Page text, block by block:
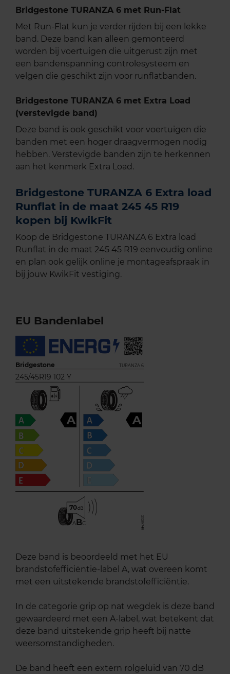
Bridgestone TURANZA 6 met Run-Flat
Met Run-Flat kun je verder rijden bij een lekke
band. Deze band kan alleen gemonteerd
worden bij voertuigen die uitgerust zijn met
een bandenspanning controlesysteem en
velgen die geschikt zijn voor runflatbanden.
Bridgestone TURANZA 6 met Extra Load
(verstevigde band)
Deze band is ook geschikt voor voertuigen die
banden met een hoger draagvermogen nodig
hebben. Verstevigde banden zijn te herkennen
aan het kenmerk Extra Load.
Bridgestone TURANZA 6 Extra load
Runflat in de maat 245 45 R19
kopen bij KwikFit
Koop de Bridgestone TURANZA 6 Extra load
Runflat in de maat 245 45 R19 eenvoudig online
en plan ook gelijk online je montageafspraak in
bij jouw KwikFit vestiging.
EU Bandenlabel
Bridgestone TURANZA 6
245/45R19 102 Y
A A
70
ABC
Deze band is beoordeeld met het EU
brandstofefficiëntie-label A, wat overeen komt
met een uitstekende brandstofefficiëntie.
In de categorie grip op nat wegdek is deze band
gewaardeerd met een A-label, wat betekent dat
deze band uitstekende grip heeft bij natte
weersomstandigheden.
De band heeft een extern rolgeluid van 70 dB